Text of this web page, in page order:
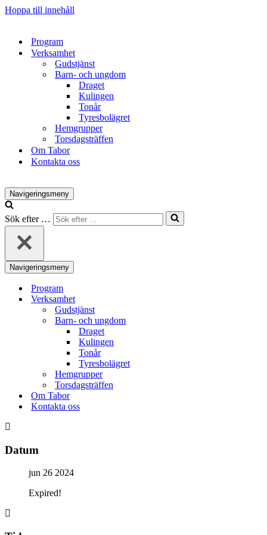
Hoppa till innehåll
Program
Verksamhet
Gudstjänst
Barn- och ungdom
Draget
Kulingen
Tonår
Tyresbolägret
Hemgrupper
Torsdagsträffen
Om Tabor
Kontakta oss
Navigeringsmeny
Sök efter …
Navigeringsmeny
Program
Verksamhet
Gudstjänst
Barn- och ungdom
Draget
Kulingen
Tonår
Tyresbolägret
Hemgrupper
Torsdagsträffen
Om Tabor
Kontakta oss
Datum
jun 26 2024
Expired!